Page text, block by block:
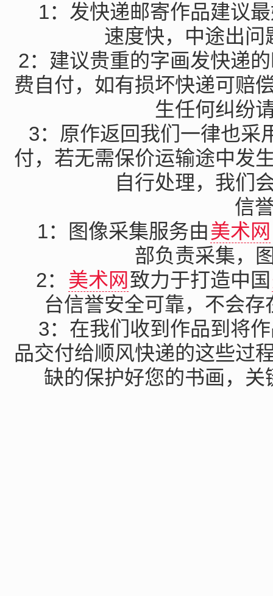
1：发快递邮寄作品建议
速度快，中途出
2：建议贵重的字画发快递
费自付，如有损坏快递可赔
生任何纠纷
3：原作返回我们一律也采
付，若无需保价运输途中发
自行处理，我们
信
1：图像采集服务由美术网
部负责采集，
2： 美术网 致力于打造中国
台信誉安全可靠，不会
3：在我们收到作品到将
品交付给顺风快递的这些过
缺的保护好您的书画，